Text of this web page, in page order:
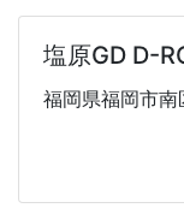
塩原GD D-
福岡県福岡市